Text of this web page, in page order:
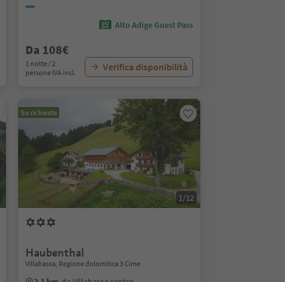
Alto Adige Guest Pass
Da 108€
1 notte / 2
persone IVA incl.
Verifica disponibilità
Su richiesta
1/12
Haubenthal
Villabassa, Regione dolomitica 3 Cime